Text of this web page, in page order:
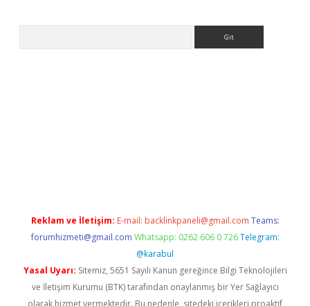
Reklam ve İletişim: E-mail: backlinkpaneli@gmail.com Teams:
forumhizmeti@gmail.com Whatsapp: 0262 606 0 726 Telegram:
@karabul
Yasal Uyarı: Sitemiz, 5651 Sayılı Kanun gereğince Bilgi Teknolojileri
ve İletişim Kurumu (BTK) tarafından onaylanmış bir Yer Sağlayıcı
olarak hizmet vermektedir. Bu nedenle, sitedeki içerikleri proaktif